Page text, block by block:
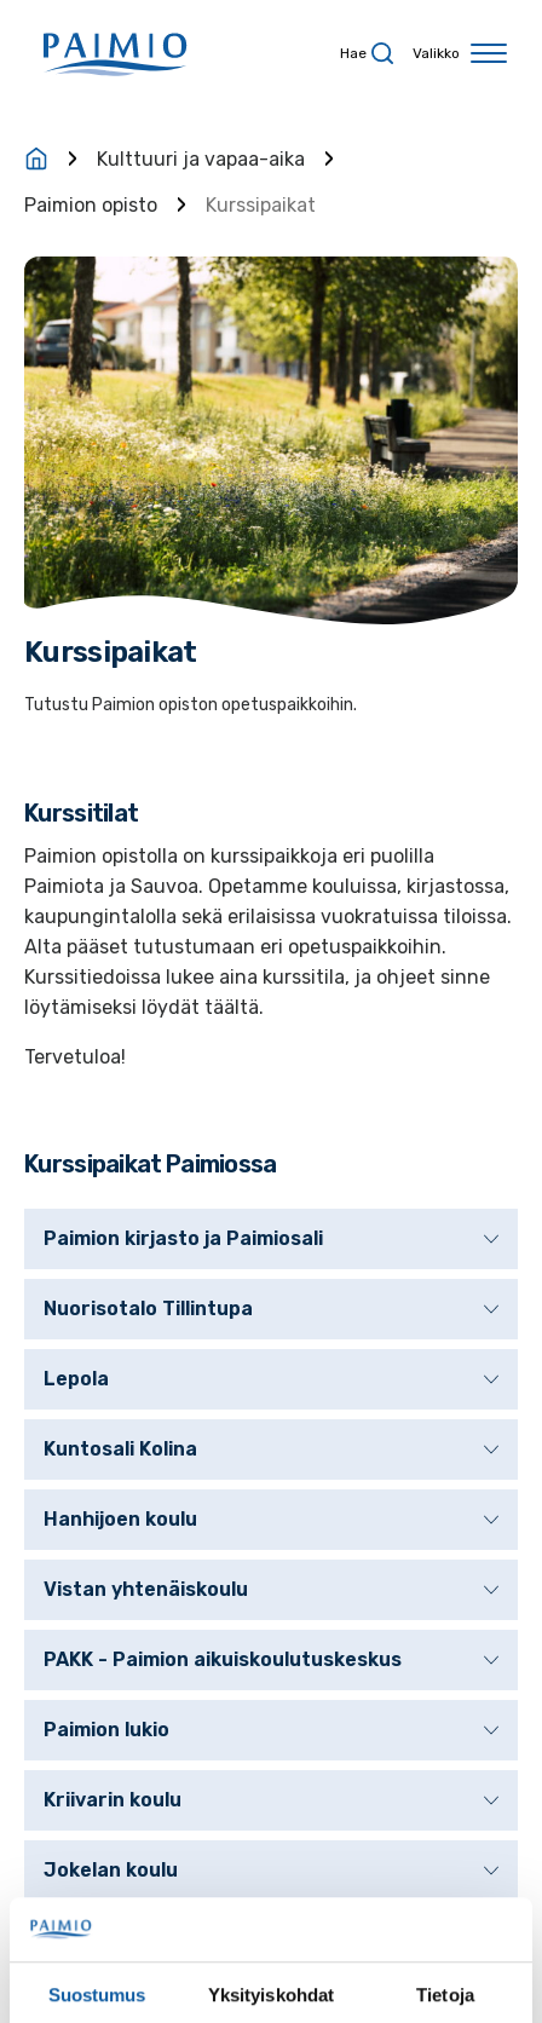
Suostumus Yksityiskohdat Tietoja
Hae Valikko
Kulttuuri ja vapaa-aika
Paimion opisto
Kurssipaikat
Kurssipaikat
Tutustu Paimion opiston opetuspaikkoihin.
Kurssitilat
Paimion opistolla on kurssipaikkoja eri puolilla
Paimiota ja Sauvoa. Opetamme kouluissa, kirjastossa,
kaupungintalolla sekä erilaisissa vuokratuissa tiloissa.
Alta pääset tutustumaan eri opetuspaikkoihin.
Kurssitiedoissa lukee aina kurssitila, ja ohjeet sinne
löytämiseksi löydät täältä.
Tervetuloa!
Kurssipaikat Paimiossa
Paimion kirjasto ja Paimiosali
Nuorisotalo Tillintupa
Lepola
Kuntosali Kolina
Hanhijoen koulu
Vistan yhtenäiskoulu
PAKK - Paimion aikuiskoulutuskeskus
Paimion lukio
Kriivarin koulu
Jokelan koulu
Jokipuisto
Opiston olkkari